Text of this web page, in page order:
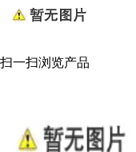
扫一扫浏览产品